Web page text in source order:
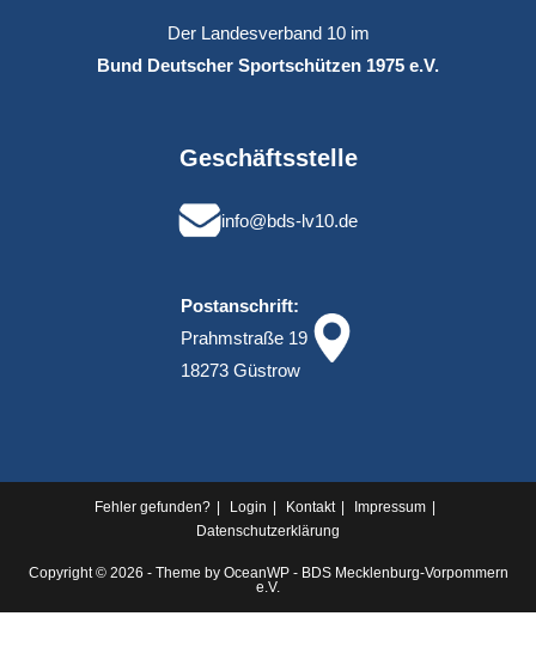
Der Landesverband 10 im
Bund Deutscher Sportschützen 1975 e.V.
Geschäftsstelle
info@bds-lv10.de
Postanschrift:
Prahmstraße 19
18273 Güstrow
Fehler gefunden? Login Kontakt
Impressum
Datenschutz­erklärung
Copyright © 2026 - Theme by OceanWP - BDS Mecklenburg-Vorpommern
e.V.